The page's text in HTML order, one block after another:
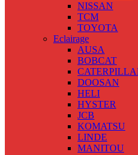
NISSAN
TCM
TOYOTA
Eclairage
AUSA
BOBCAT
DOOSAN
HELI
HYSTER
JCB
KOMATSU
LINDE
MANITOU